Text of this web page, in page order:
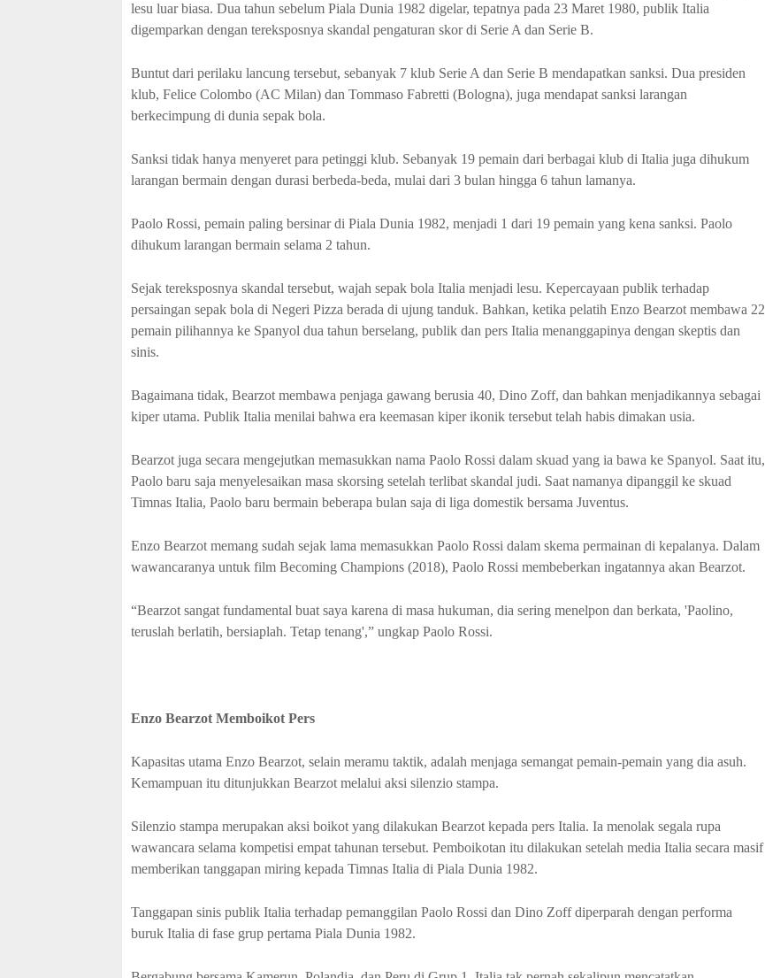
lesu luar biasa. Dua tahun sebelum Piala Dunia 1982 digelar, tepatnya pada 23 Maret 1980, publik Italia
digemparkan dengan tereksposnya skandal pengaturan skor di Serie A dan Serie B.
Buntut dari perilaku lancung tersebut, sebanyak 7 klub Serie A dan Serie B mendapatkan sanksi. Dua presiden
klub, Felice Colombo (AC Milan) dan Tommaso Fabretti (Bologna), juga mendapat sanksi larangan
berkecimpung di dunia sepak bola.
Sanksi tidak hanya menyeret para petinggi klub. Sebanyak 19 pemain dari berbagai klub di Italia juga dihukum
larangan bermain dengan durasi berbeda-beda, mulai dari 3 bulan hingga 6 tahun lamanya.
Paolo Rossi, pemain paling bersinar di Piala Dunia 1982, menjadi 1 dari 19 pemain yang kena sanksi. Paolo
dihukum larangan bermain selama 2 tahun.
Sejak tereksposnya skandal tersebut, wajah sepak bola Italia menjadi lesu. Kepercayaan publik terhadap
persaingan sepak bola di Negeri Pizza berada di ujung tanduk. Bahkan, ketika pelatih Enzo Bearzot membawa 22
pemain pilihannya ke Spanyol dua tahun berselang, publik dan pers Italia menanggapinya dengan skeptis dan
sinis.
Bagaimana tidak, Bearzot membawa penjaga gawang berusia 40, Dino Zoff, dan bahkan menjadikannya sebagai
kiper utama. Publik Italia menilai bahwa era keemasan kiper ikonik tersebut telah habis dimakan usia.
Bearzot juga secara mengejutkan memasukkan nama Paolo Rossi dalam skuad yang ia bawa ke Spanyol. Saat itu,
Paolo baru saja menyelesaikan masa skorsing setelah terlibat skandal judi. Saat namanya dipanggil ke skuad
Timnas Italia, Paolo baru bermain beberapa bulan saja di liga domestik bersama Juventus.
Enzo Bearzot memang sudah sejak lama memasukkan Paolo Rossi dalam skema permainan di kepalanya. Dalam
wawancaranya untuk film Becoming Champions (2018), Paolo Rossi membeberkan ingatannya akan Bearzot.
“Bearzot sangat fundamental buat saya karena di masa hukuman, dia sering menelpon dan berkata, 'Paolino,
teruslah berlatih, bersiaplah. Tetap tenang',” ungkap Paolo Rossi.
Enzo Bearzot Memboikot Pers
Kapasitas utama Enzo Bearzot, selain meramu taktik, adalah menjaga semangat pemain-pemain yang dia asuh.
Kemampuan itu ditunjukkan Bearzot melalui aksi silenzio stampa.
Silenzio stampa merupakan aksi boikot yang dilakukan Bearzot kepada pers Italia. Ia menolak segala rupa
wawancara selama kompetisi empat tahunan tersebut. Pemboikotan itu dilakukan setelah media Italia secara masif
memberikan tanggapan miring kepada Timnas Italia di Piala Dunia 1982.
Tanggapan sinis publik Italia terhadap pemanggilan Paolo Rossi dan Dino Zoff diperparah dengan performa
buruk Italia di fase grup pertama Piala Dunia 1982.